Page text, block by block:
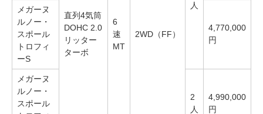
直列4気筒
DOHC 2.0
リッター
ターボ
6
速
MT
2WD（FF）
人
メガーヌ
ルノー・
スポール
トロフィ
ーS
4,770,000
円
メガーヌ
ルノー・
スポール
2
人
4,990,000
円